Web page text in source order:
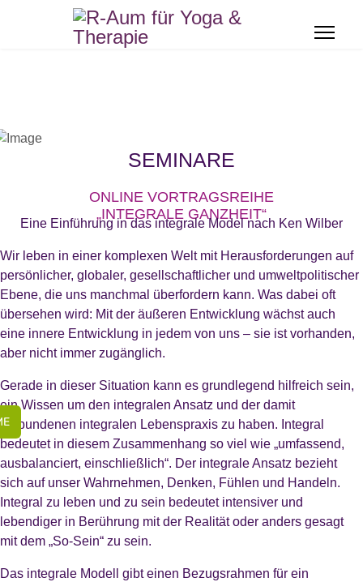
SEMINARE
ONLINE VORTRAGSREIHE
„INTEGRALE GANZHEIT“
Eine Einführung in das integrale Model nach Ken Wilber
Wir leben in einer komplexen Welt mit Herausforderungen auf
persönlicher, globaler, gesellschaftlicher und umweltpolitischer
Ebene, die uns manchmal überfordern kann. Was dabei oft
übersehen wird: Mit der äußeren Entwicklung wächst auch
eine innere Entwicklung in jedem von uns – sie ist vorhanden,
aber nicht immer zugänglich.
Gerade in dieser Situation kann es grundlegend hilfreich sein,
ein Wissen um den integralen Ansatz und der damit
verbundenen integralen Lebenspraxis zu haben. Integral
bedeutet in diesem Zusammenhang so viel wie „umfassend,
ausbalanciert, einschließlich“. Der integrale Ansatz bezieht
sich auf unser Wahrnehmen, Denken, Fühlen und Handeln.
Integral zu leben und zu sein bedeutet intensiver und
lebendiger in Berührung mit der Realität oder anders gesagt
mit dem „So-Sein“ zu sein.
Das integrale Modell gibt einen Bezugsrahmen für ein
Andreas Buhr
Dynamische Yogapraxis
Ruhige achtsame
Yogapraxis
">
Yoga für Fortgeschrittene
">
Wochenübersicht Yogakurse
Neuigkeiten Blog
">Ausbildung
BDY/EYU
Systemische Beratung und
Achtsamkeitsbasierte
Körperpsychotherapie
Aufstellungsarbeit (PSA)
">
Aufstellungs-Seminar